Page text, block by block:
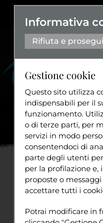
Organigramma
Statuto
Diventa
Sport
Ad Attiva-
Ambiente
lunedì 15 novembre
Informativa
Rifiuta e prosegui
Gestione cookie
Questo sito utilizza
indispensabili per il
funzionamento.
o di terze parti, per
servizi in modo
consentendoci di
parte degli utenti
per la profilazione e,
proposte o
accettare tutti i
compaiono sulle
Potrai modificare in